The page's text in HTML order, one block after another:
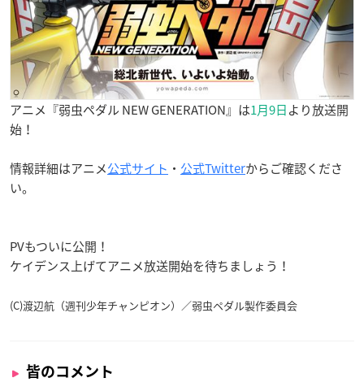
アニメ『弱虫ペダル NEW GENERATION』は1月9日より放送開
始！
情報詳細はアニメ公式サイト ・ 公式Twitterからご確認くださ
い。
PVもついに公開！
ケイデンス上げてアニメ放送開始を待ちましょう！
(C)渡辺航（週刊少年チャンピオン）／弱虫ペダル製作委員会
皆のコメント